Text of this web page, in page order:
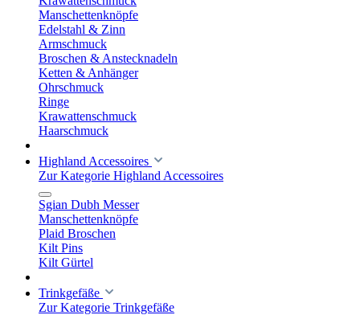
Manschettenknöpfe
Edelstahl & Zinn
Armschmuck
Broschen & Anstecknadeln
Ketten & Anhänger
Ohrschmuck
Ringe
Krawattenschmuck
Haarschmuck
Highland Accessoires
Zur Kategorie Highland Accessoires
Sgian Dubh Messer
Manschettenknöpfe
Plaid Broschen
Kilt Pins
Kilt Gürtel
Trinkgefäße
Zur Kategorie Trinkgefäße